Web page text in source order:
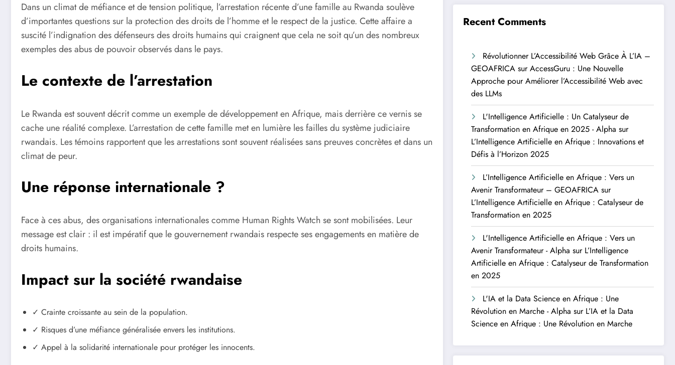
Dans un climat de méfiance et de tension politique, l’arrestation récente d’une famille au Rwanda soulève
d’importantes questions sur la protection des droits de l’homme et le respect de la justice. Cette affaire a
suscité l’indignation des défenseurs des droits humains qui craignent que cela ne soit qu’un des nombreux
exemples des abus de pouvoir observés dans le pays.
Le contexte de l’arrestation
Le Rwanda est souvent décrit comme un exemple de développement en Afrique, mais derrière ce vernis se
cache une réalité complexe. L’arrestation de cette famille met en lumière les failles du système judiciaire
rwandais. Les témoins rapportent que les arrestations sont souvent réalisées sans preuves concrètes et dans un
climat de peur.
Une réponse internationale ?
Face à ces abus, des organisations internationales comme Human Rights Watch se sont mobilisées. Leur
message est clair : il est impératif que le gouvernement rwandais respecte ses engagements en matière de
droits humains.
Impact sur la société rwandaise
✓ Crainte croissante au sein de la population.
✓ Risques d’une méfiance généralisée envers les institutions.
✓ Appel à la solidarité internationale pour protéger les innocents.
Recent Comments
Révolutionner L’Accessibilité Web Grâce À L’IA –
GEOAFRICA surAccessGuru : Une Nouvelle
Approche pour Améliorer l’Accessibilité Web avec
des LLMs
L'Intelligence Artificielle : Un Catalyseur de
Transformation en Afrique en 2025 - Alpha sur
L’Intelligence Artificielle en Afrique : Innovations et
Défis à l’Horizon 2025
L’Intelligence Artificielle en Afrique : Vers un
Avenir Transformateur – GEOAFRICA sur
L’Intelligence Artificielle en Afrique : Catalyseur de
Transformation en 2025
L'Intelligence Artificielle en Afrique : Vers un
Avenir Transformateur - Alpha sur L’Intelligence
Artificielle en Afrique : Catalyseur de Transformation
en 2025
L'IA et la Data Science en Afrique : Une
Révolution en Marche - Alpha sur L’IA et la Data
Science en Afrique : Une Révolution en Marche